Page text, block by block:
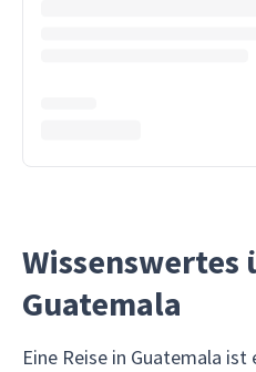
Wissenswertes
Guatemala
Eine Reise in Guatemala